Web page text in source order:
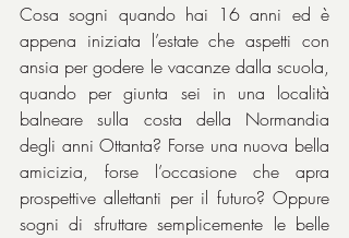
Cosa sogni quando hai 16 anni ed è
appena iniziata l’estate che aspetti con
ansia per godere le vacanze dalla scuola,
quando per giunta sei in una località
balneare sulla costa della Normandia
degli anni Ottanta? Forse una nuova bella
amicizia, forse l’occasione che apra
prospettive allettanti per il futuro? Oppure
sogni di sfruttare semplicemente le belle